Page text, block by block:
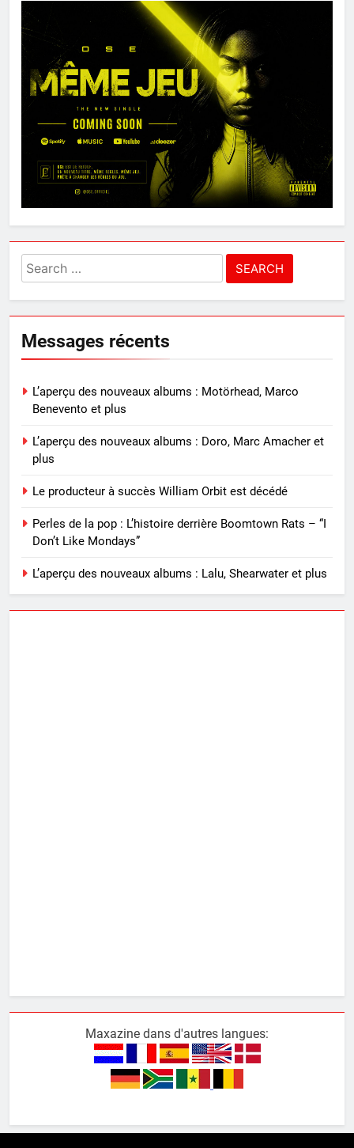
Search
for:
Messages récents
L’aperçu des nouveaux albums : Motörhead, Marco
Benevento et plus
L’aperçu des nouveaux albums : Doro, Marc Amacher et
plus
Le producteur à succès William Orbit est décédé
Perles de la pop : L’histoire derrière Boomtown Rats – “I
Don’t Like Mondays”
L’aperçu des nouveaux albums : Lalu, Shearwater et plus
Maxazine dans d'autres langues: